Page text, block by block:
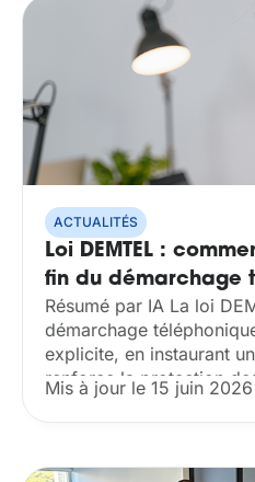
ACTUALITÉS
Loi DEMTEL :
fin du démarchage
2026 ?
Résumé par IA La loi
démarchage
explicite, en instaurant
renforce la protection
complète des dispositifs
réforme oblige les
Mis à jour le 15 juin 2026